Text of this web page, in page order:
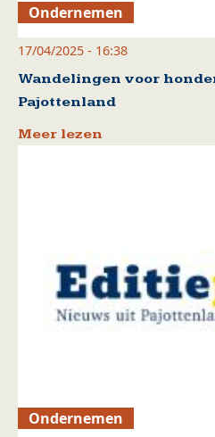
Ondernemen
17/04/2025 - 16:38
Wandelingen voor
Pajottenland
Meer lezen
Ondernemen